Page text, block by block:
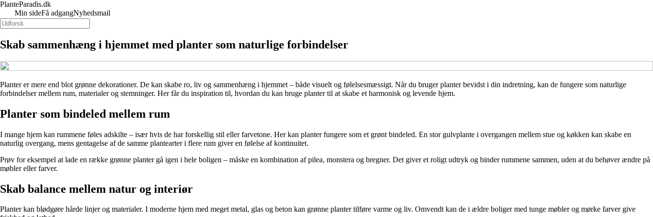
PlanteParadis.dk
Min sideFå adgangNyhedsmail
Skab sammenhæng i hjemmet med planter som naturlige forbindelser
Planter er mere end blot grønne dekorationer. De kan skabe ro, liv og sammenhæng i hjemmet – både visuelt og følelsesmæssigt. Når du bruger planter bevidst i din indretning, kan de fungere som naturlige
forbindelser mellem rum, materialer og stemninger. Her får du inspiration til, hvordan du kan bruge planter til at skabe et harmonisk og levende hjem.
Planter som bindeled mellem rum
I mange hjem kan rummene føles adskilte – især hvis de har forskellig stil eller farvetone. Her kan planter fungere som et grønt bindeled. En stor gulvplante i overgangen mellem stue og køkken kan skabe en
naturlig overgang, mens gentagelse af de samme plantearter i flere rum giver en følelse af kontinuitet.
Prøv for eksempel at lade en række grønne planter gå igen i hele boligen – måske en kombination af pilea, monstera og bregner. Det giver et roligt udtryk og binder rummene sammen, uden at du behøver ændre på
møbler eller farver.
Skab balance mellem natur og interiør
Planter kan blødgøre hårde linjer og materialer. I moderne hjem med meget metal, glas og beton kan grønne planter tilføre varme og liv. Omvendt kan de i ældre boliger med tunge møbler og mørke farver give